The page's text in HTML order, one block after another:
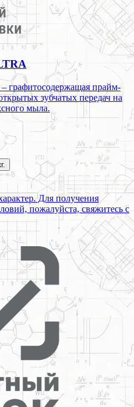
графитосодержащая прайм-
зубчатых передач на
мыла.
Для получения
пожалуйста, свяжитесь с